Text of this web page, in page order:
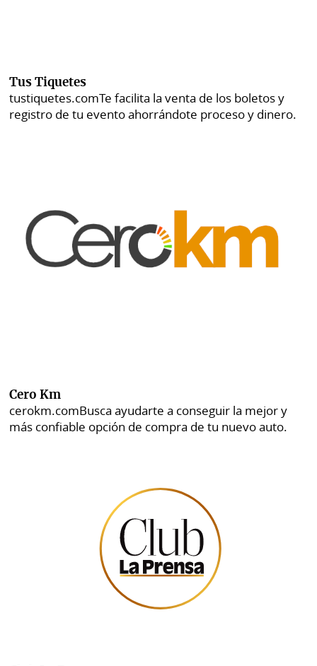
Tus Tiquetes
tustiquetes.comTe facilita la venta de los boletos y
registro de tu evento ahorrándote proceso y dinero.
Cero Km
cerokm.comBusca ayudarte a conseguir la mejor y
más confiable opción de compra de tu nuevo auto.